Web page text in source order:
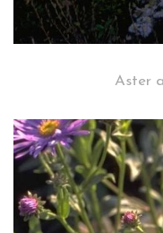
Aster